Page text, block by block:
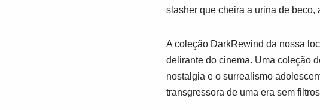
slasher que cheira a urina de beco,
A coleção DarkRewind da nossa
delirante do cinema. Uma coleção
nostalgia e o surrealismo
transgressora de uma era sem